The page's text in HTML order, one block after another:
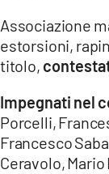
Associazione
estorsioni,
titolo,
Impegnati nel
Porcelli,
Francesco
Ceravolo,